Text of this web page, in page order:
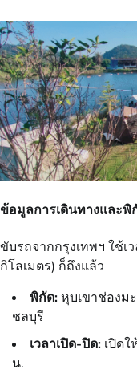
ข้อมูลการเดินทางและพิ
ขับรถจากกรุงเทพฯ ใช้
กิโลเมตร) ก็ถึงแล้ว
พิกัด:หุบเขาช่องม
ชลบุรี
เวลาเปิด-ปิด: เปิด
น.